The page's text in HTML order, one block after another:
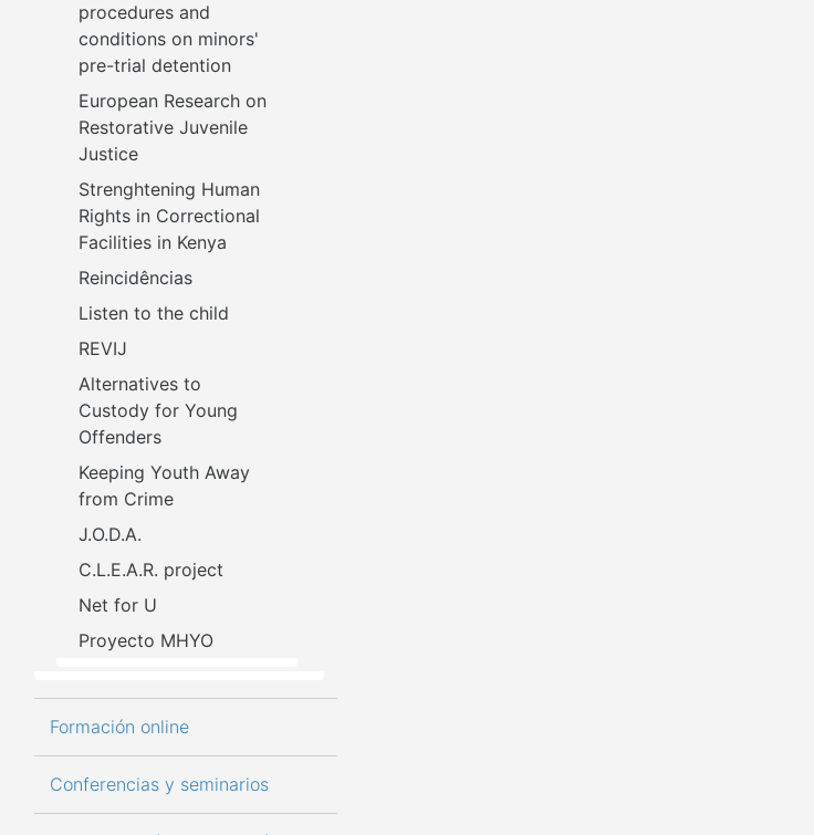
procedures and
conditions on minors'
pre-trial detention
European Research on
Restorative Juvenile
Justice
Strenghtening Human
Rights in Correctional
Facilities in Kenya
Reincidências
Listen to the child
REVIJ
Alternatives to
Custody for Young
Offenders
Keeping Youth Away
from Crime
J.O.D.A.
C.L.E.A.R. project
Net for U
Proyecto MHYO
Formación online
Conferencias y seminarios